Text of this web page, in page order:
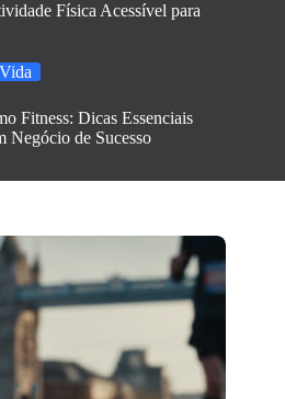
Física Acessível para
Fitness: Dicas Essenciais
Negócio de Sucesso